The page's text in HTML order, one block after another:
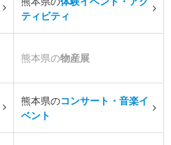
ティビティ
熊本県の物産展
熊本県のコンサート・音楽イ
ベント